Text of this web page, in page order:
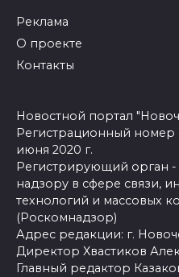
Реклама
О проекте
Контакты
Новостной портал
Регистрационный
июня 2020 г.
Регистрирующий орган
надзору в сфере связи,
технологий и массовых
(Роскомнадзор)
Адрес редакции: г.
Директор Хвастиков
Главный редактор